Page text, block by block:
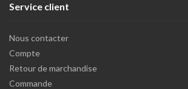
Service client
Nous contacter
Compte
Retour de marchandise
Commande